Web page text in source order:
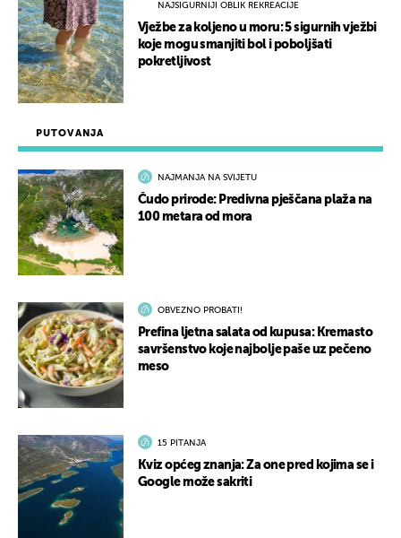
PUTOVANJA
NAJMANJA NA SVIJETU
Čudo prirode: Predivna pješčana plaža na
100 metara od mora
OBVEZNO PROBATI!
Prefina ljetna salata od kupusa: Kremasto
savršenstvo koje najbolje paše uz pečeno
meso
15 PITANJA
Kviz općeg znanja: Za one pred kojima se i
Google može sakriti
NAJSIGURNIJI OBLIK REKREACIJE
Vježbe za koljeno u moru: 5 sigurnih vježbi
koje mogu smanjiti bol i poboljšati
pokretljivost